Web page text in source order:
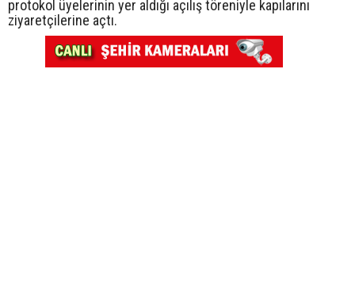
protokol üyelerinin yer aldığı açılış töreniyle kapılarını
ziyaretçilerine açtı.